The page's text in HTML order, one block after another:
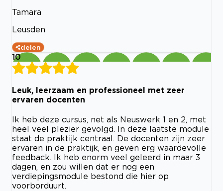
Tamara
Leusden
delen
10
Leuk, leerzaam en professioneel met zeer
ervaren docenten
Ik heb deze cursus, net als Neuswerk 1 en 2, met
heel veel plezier gevolgd. In deze laatste module
staat de praktijk centraal. De docenten zijn zeer
ervaren in de praktijk, en geven erg waardevolle
feedback. Ik heb enorm veel geleerd in maar 3
dagen, en zou willen dat er nog een
verdiepingsmodule bestond die hier op
voorborduurt.